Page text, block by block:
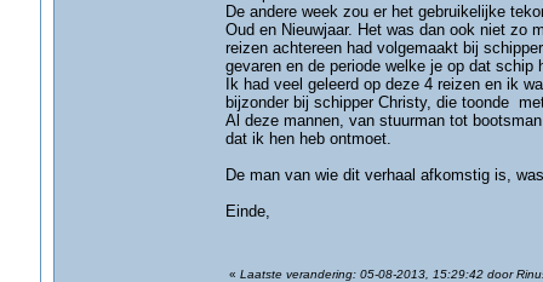
De andere week zou er het gebruikelijke
Oud en Nieuwjaar. Het was dan ook niet zo
reizen achtereen had volgemaakt bij
gevaren en de periode welke je op dat
Ik had veel geleerd op deze 4 reizen en ik
bijzonder bij schipper Christy, die toonde
Al deze mannen, van stuurman tot
dat ik hen heb ontmoet.
De man van wie dit verhaal afkomstig is,
Einde,
« Laatste verandering: 05-08-2013, 15:29:42 door